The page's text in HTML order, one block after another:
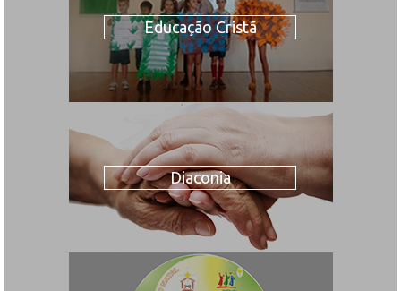
Educação Cristã
Diaconia